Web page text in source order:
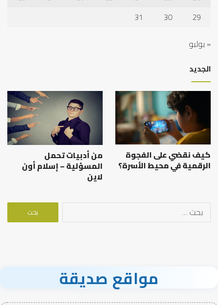
29
30
31
« يوليو
الجديد
كيف نقضي على الفجوة
الرقمية في محيط الأسرة؟
من أدبيات تحمل
المسؤلية – إسلام أون
لاين
البحث
مواقع صديقة